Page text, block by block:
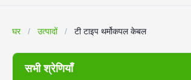
घर / उत्पादों / टी टाइप थर्मोकपल केबल
सभी श्रेणियाँ